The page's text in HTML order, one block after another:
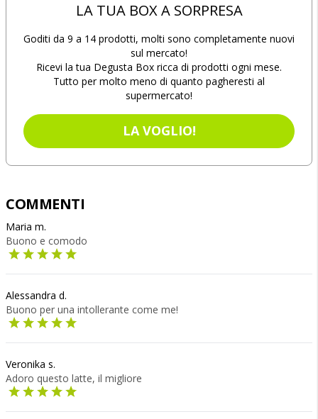
LA TUA BOX A SORPRESA
Goditi da 9 a 14 prodotti, molti sono completamente nuovi
sul mercato!
Ricevi la tua Degusta Box ricca di prodotti ogni mese.
Tutto per molto meno di quanto pagheresti al
supermercato!
LA VOGLIO!
COMMENTI
Maria m.
Buono e comodo
Alessandra d.
Buono per una intollerante come me!
Veronika s.
Adoro questo latte, il migliore